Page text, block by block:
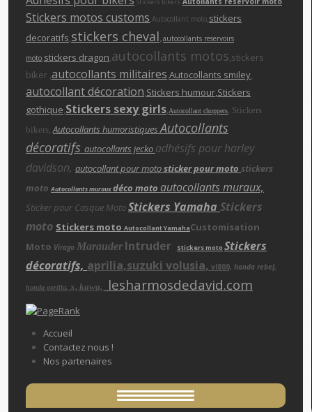
Stickers motos customs,Autocollant moto,stickers
decoratifs,stickers cheval,autocollants reservoirs
moto,stickers dragon,autocollants motos,stickers
biker ,autocollants militaires,Autocollants smiley,
autocollant décoration,Stickers humour,Stickers
gothique,Stickers sexy girls,Autocollant choppers, Stickers
bikers,Autocollants humoristiquesAutocollants
décoratifs autocollants jecko adhésifs pour harley
davidson, autocollant pour motosticker pour moto stickers
motoAutocollants murauxdéco moto autocollants muraux,
Sticker pour Casque MotoStickers Yamaha Stickers
moto Stickers moto Autocollant YamahaCustomisation
Moto Virago Marauder Intruder Stickers moto Stickers
décoratifs, aprilia,suzuki volusia, vl800, honda rebel,
honda gorilla, x, kawa, lesharmosdedavid.com
Accueil
Contactez nous !
Nos partenaires